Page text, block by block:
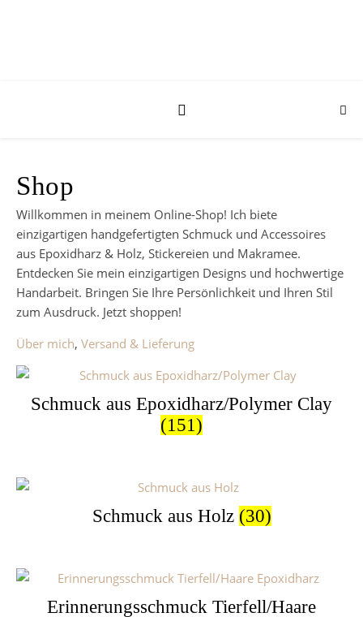
Shop
Willkommen in meinem Online-Shop! Ich biete
einzigartigen handgefertigten Schmuck und Accessoires
aus Epoxidharz & Holz, Stickereien und Makramee.
Entdecken Sie mein einzigartigen Designs und hochwertige
Handarbeit. Bringen Sie Ihre Persönlichkeit und Ihren Stil
zum Ausdruck. Jetzt shoppen!
Über mich, Versand & Lieferung
Schmuck aus Epoxidharz/Polymer Clay
(151)
Schmuck aus Holz (30)
Erinnerungsschmuck Tierfell/Haare